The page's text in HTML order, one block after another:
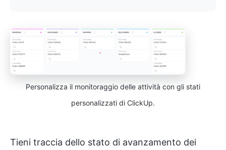
Personalizza il monitoraggio delle attività con gli stati
personalizzati di ClickUp.
Tieni traccia dello stato di avanzamento dei